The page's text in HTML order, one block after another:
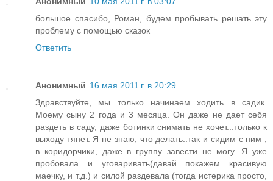
большое спасибо, Роман, будем пробывать решать эту
проблему с помощью сказок
Ответить
Анонимный 16 мая 2011 г. в 20:29
Здравствуйте, мы только начинаем ходить в садик.
Моему сыну 2 года и 3 месяца. Он даже не дает себя
раздеть в саду, даже ботинки снимать не хочет...только к
выходу тянет. Я не знаю, что делать..так и сидим с ним ,
в коридорчики, даже в группу завести не могу. Я уже
пробовала и уговаривать(давай покажем красивую
маечку, и т.д.) и силой раздевала (тогда истерика просто,